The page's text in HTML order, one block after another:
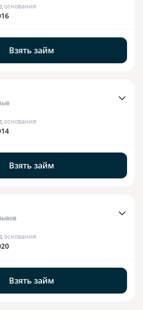
основания
Взять займ
основания
Взять займ
основания
Взять займ